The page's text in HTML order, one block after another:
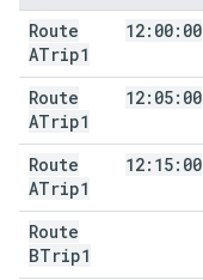
Route
ATrip1
12:00:00
Route
ATrip1
12:05:00
Route
ATrip1
12:15:00
Route
BTrip1